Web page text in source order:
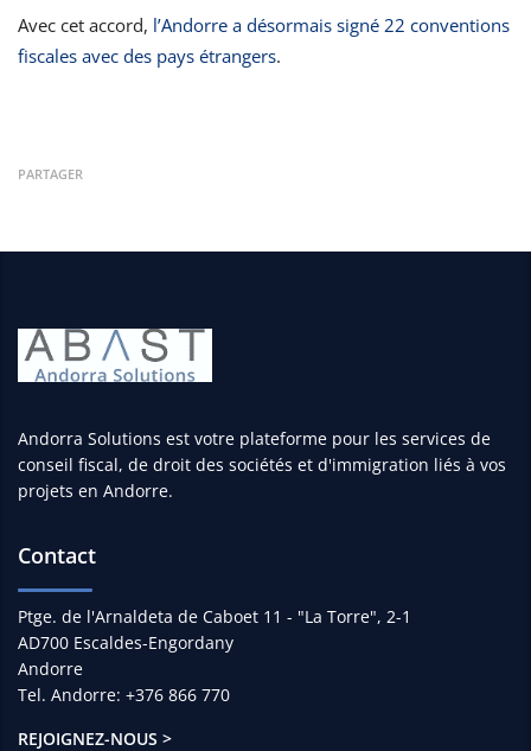
Avec cet accord, l’Andorre a désormais signé 22 conventions
fiscales avec des pays étrangers.
PARTAGER
Andorra Solutions est votre plateforme pour les services de
conseil fiscal, de droit des sociétés et d'immigration liés à vos
projets en Andorre.
Contact
Ptge. de l'Arnaldeta de Caboet 11 - "La Torre", 2-1
AD700 Escaldes-Engordany
Andorre
Tel. Andorre: +376 866 770
REJOIGNEZ-NOUS >